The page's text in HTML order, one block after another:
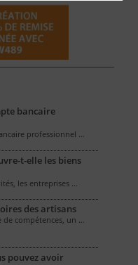
bancaire
professionnel …
t-elle les biens
les entreprises …
des artisans
compétences, un …
pouvez avoir